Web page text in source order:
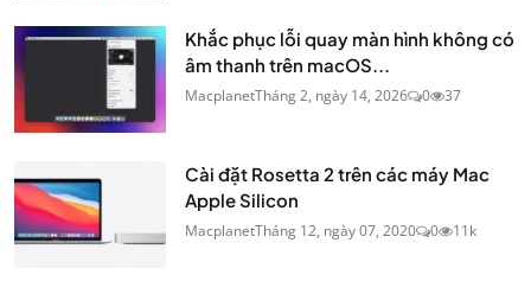
Khắc phục lỗi quay màn hình không có
âm thanh trên macOS...
MacplanetTháng 2, ngày 14, 2026 0 37
Cài đặt Rosetta 2 trên các máy Mac
Apple Silicon
MacplanetTháng 12, ngày 07, 2020 0 11k